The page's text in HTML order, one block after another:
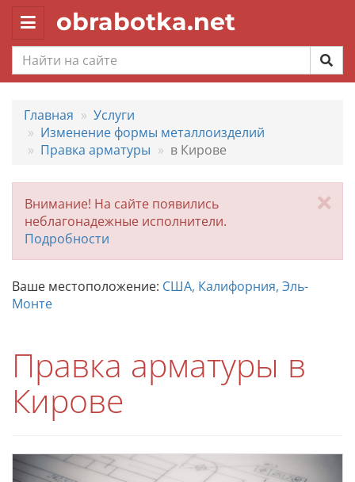
Toggle
navigation
obrabotka.net
Главная
Услуги
Изменение формы металлоизделий
Правка арматуры
в Кирове
Внимание! На сайте появились
неблагонадежные исполнители.
Подробности
Ваше местоположение: США, Калифорния, Эль-
Монте
Правка арматуры в
Кирове